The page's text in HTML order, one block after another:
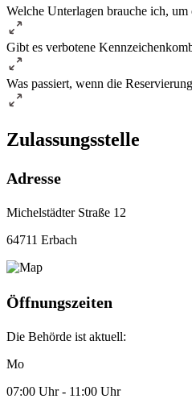
Welche Unterlagen brauche ich,
Gibt es verbotene
Was passiert, wenn die
Zulassungsstelle
Adresse
Michelstädter Straße 12
64711 Erbach
Öffnungszeiten
Die Behörde ist aktuell:
Mo
07:00 Uhr - 11:00 Uhr